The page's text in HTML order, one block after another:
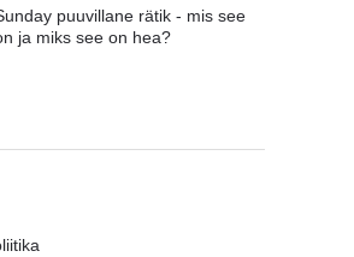
puuvillane rätik - mis see
ja miks see on hea?